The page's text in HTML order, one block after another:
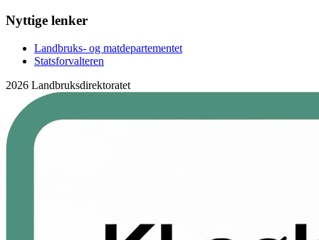
Nyttige lenker
Landbruks- og matdepartementet
Statsforvalteren
2026 Landbruksdirektoratet